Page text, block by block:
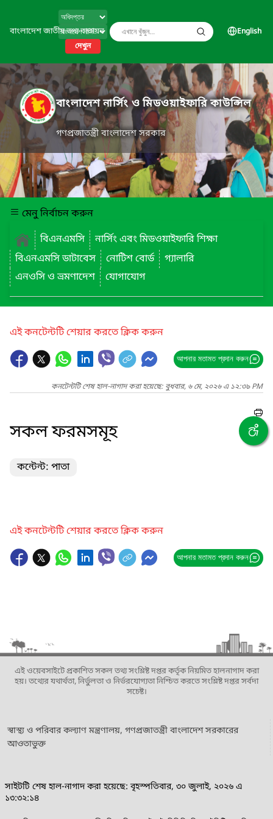
বাংলাদেশ জাতীয় তথ্য বাতায়ন
দেখুন
English
বাংলাদেশ নার্সিং ও মিডওয়াইফারি কাউন্সিল
গণপ্রজাতন্ত্রী বাংলাদেশ সরকার
মেনু নির্বাচন করুন
বিএনএমসি
নার্সিং এবং মিডওয়াইফারি শিক্ষা
বিএনএমসি ডাটাবেস
নোটিশ বোর্ড
গ্যালারি
এনওসি ও ভ্রমণাদেশ
যোগাযোগ
এই কনটেন্টটি শেয়ার করতে ক্লিক করুন
আপনার মতামত প্রদান করুন
কনটেন্টটি শেষ হাল-নাগাদ করা হয়েছে: বুধবার, ৬ মে, ২০২৬ এ ১২:৩৯ PM
সকল ফরমসমূহ
কন্টেন্ট: পাতা
এই কনটেন্টটি শেয়ার করতে ক্লিক করুন
আপনার মতামত প্রদান করুন
এই ওয়েবসাইটে প্রকাশিত সকল তথ্য সংশ্লিষ্ট দপ্তর কর্তৃক নিয়মিত হালনাগাদ করা
হয়। তথ্যের যথার্থতা, নির্ভুলতা ও নির্ভরযোগ্যতা নিশ্চিত করতে সংশ্লিষ্ট দপ্তর সর্বদা
সচেষ্ট।
স্বাস্থ্য ও পরিবার কল্যাণ মন্ত্রণালয়, গণপ্রজাতন্ত্রী বাংলাদেশ সরকারের
আওতাভুক্ত
সাইটটি শেষ হাল-নাগাদ করা হয়েছে: বৃহস্পতিবার, ৩০ জুলাই, ২০২৬ এ
১৩:৩২:১৪